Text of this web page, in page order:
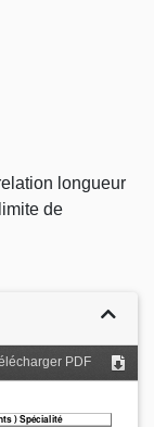
longueur
de